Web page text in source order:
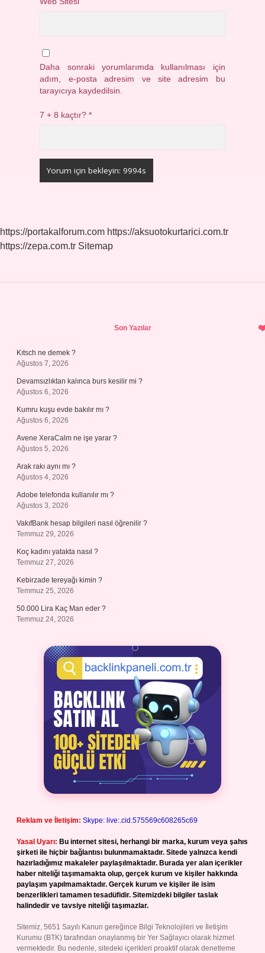
Daha sonraki yorumlarımda kullanılması için
adım, e-posta adresim ve site adresim bu
tarayıcıya kaydedilsin.
7 + 8 kaçtır?*
https://portakalforum.com https://aksuotokurtarici.com.tr
https://zepa.com.tr Sitemap
Son Yazılar
Kıtsch ne demek ?
Ağustos 7, 2026
Devamsızlıktan kalınca burs kesilir mi ?
Ağustos 6, 2026
Kumru kuşu evde bakılır mı ?
Ağustos 6, 2026
Avene XeraCalm ne işe yarar ?
Ağustos 5, 2026
Arak rakı aynı mı ?
Ağustos 4, 2026
Adobe telefonda kullanılır mı ?
Ağustos 3, 2026
VakıfBank hesap bilgileri nasıl öğrenilir ?
Temmuz 29, 2026
Koç kadını yatakta nasıl ?
Temmuz 27, 2026
Kebirzade tereyağı kimin ?
Temmuz 25, 2026
50.000 Lira Kaç Man eder ?
Temmuz 24, 2026
Reklam ve İletişim: Skype: live:.cid.575569c608265c69
Yasal Uyarı: Bu internet sitesi, herhangi bir marka, kurum veya şahıs
şirketi ile hiçbir bağlantısı bulunmamaktadır. Sitede yalnızca kendi
hazırladığımız makaleler paylaşılmaktadır. Burada yer alan içerikler
haber niteliği taşımamakta olup, gerçek kurum ve kişiler hakkında
paylaşım yapılmamaktadır. Gerçek kurum ve kişiler ile isim
benzerlikleri tamamen tesadüfidir. Sitemizdeki bilgiler taslak
halindedir ve tavsiye niteliği taşımazlar.
Sitemiz, 5651 Sayılı Kanun gereğince Bilgi Teknolojileri ve İletişim
Kurumu (BTK) tarafından onaylanmış bir Yer Sağlayıcı olarak hizmet
vermektedir. Bu nedenle, sitedeki içerikleri proaktif olarak denetleme